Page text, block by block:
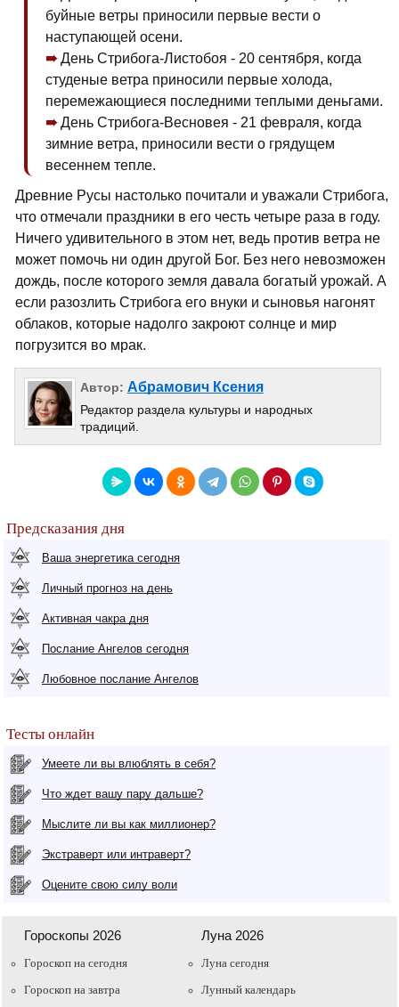
буйные ветры приносили первые вести о
наступающей осени.
День Стрибога-Листобоя - 20 сентября, когда
студеные ветра приносили первые холода,
перемежающиеся последними теплыми деньгами.
День Стрибога-Весновея - 21 февраля, когда
зимние ветра, приносили вести о грядущем
весеннем тепле.
Древние Русы настолько почитали и уважали Стрибога,
что отмечали праздники в его честь четыре раза в году.
Ничего удивительного в этом нет, ведь против ветра не
может помочь ни один другой Бог. Без него невозможен
дождь, после которого земля давала богатый урожай. А
если разозлить Стрибога его внуки и сыновья нагонят
облаков, которые надолго закроют солнце и мир
погрузится во мрак.
Автор: Абрамович Ксения
Редактор раздела культуры и народных
традиций.
Предсказания дня
Ваша энергетика сегодня
Личный прогноз на день
Активная чакра дня
Послание Ангелов сегодня
Любовное послание Ангелов
Тесты онлайн
Умеете ли вы влюблять в себя?
Что ждет вашу пару дальше?
Мыслите ли вы как миллионер?
Экстраверт или интраверт?
Оцените свою силу воли
Гороскопы 2026
Гороскоп на сегодня
Гороскоп на завтра
Луна 2026
Луна сегодня
Лунный календарь